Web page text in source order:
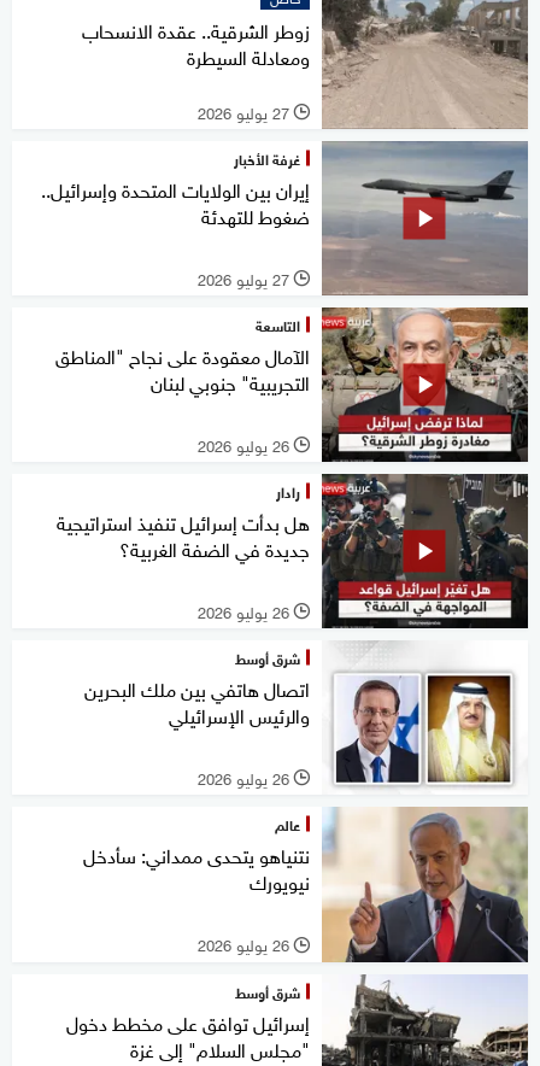
زوطر الشرقية.. عقدة الانسحاب
ومعادلة السيطرة
l 27 يوليو 2026
غرفة الأخبار
إيران بين الولايات المتحدة وإسرائيل..
ضغوط للتهدئة
l 27 يوليو 2026
التاسعة
الآمال معقودة على نجاح "المناطق
التجريبية" جنوبي لبنان
l 26 يوليو 2026
رادار
هل بدأت إسرائيل تنفيذ استراتيجية
جديدة في الضفة الغربية؟
l 26 يوليو 2026
شرق أوسط
اتصال هاتفي بين ملك البحرين
والرئيس الإسرائيلي
l 26 يوليو 2026
عالم
نتنياهو يتحدى ممداني: سأدخل
نيويورك
l 26 يوليو 2026
شرق أوسط
إسرائيل توافق على مخطط دخول
"مجلس السلام" إلى غزة